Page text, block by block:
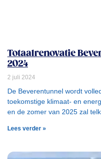
Totaalrenovatie
2024
2 juli 2024
De Beverentunnel wordt
toekomstige klimaat- en
en de zomer van 2025 zal
Lees verder »